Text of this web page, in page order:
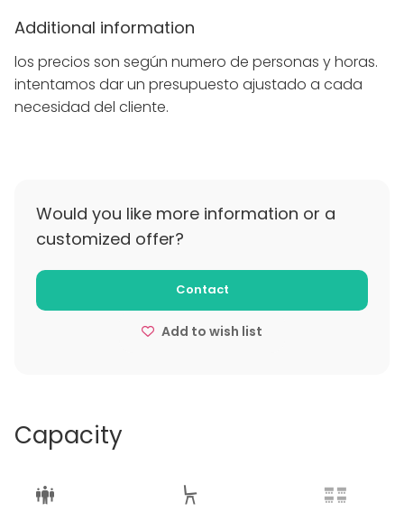
Additional information
los precios son según numero de personas y horas.
intentamos dar un presupuesto ajustado a cada
necesidad del cliente.
Would you like more information or a
customized offer?
Contact
Add to wish list
Capacity